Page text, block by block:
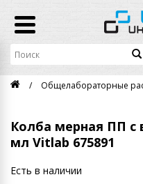
Общелабораторные
Колба мерная ПП с
мл Vitlab 675891
Есть в наличии